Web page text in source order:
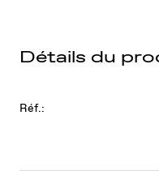
Détails du
Réf.: